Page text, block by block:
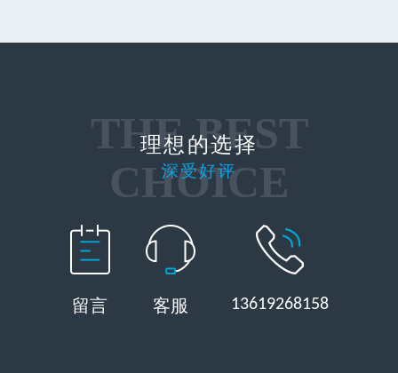
留言 客服 13619268158
THE BEST
CHOICE
理想的选择
深受好评